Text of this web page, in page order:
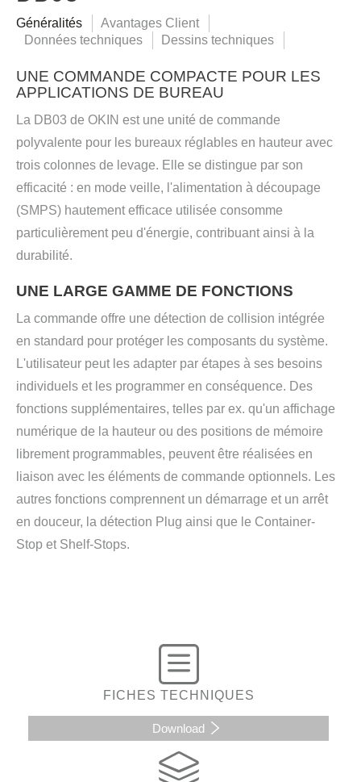
Généralités
Avantages Client
Données techniques
Dessins techniques
UNE COMMANDE COMPACTE POUR LES
APPLICATIONS DE BUREAU
La DB03 de OKIN est une unité de commande
polyvalente pour les bureaux réglables en hauteur avec
trois colonnes de levage. Elle se distingue par son
efficacité : en mode veille, l'alimentation à découpage
(SMPS) hautement efficace utilisée consomme
particulièrement peu d'énergie, contribuant ainsi à la
durabilité.
UNE LARGE GAMME DE FONCTIONS
La commande offre une détection de collision intégrée
en standard pour protéger les composants du système.
L'utilisateur peut les adapter par étapes à ses besoins
individuels et les programmer en conséquence. Des
fonctions supplémentaires, telles par ex. qu'un affichage
numérique de la hauteur ou des positions de mémoire
librement programmables, peuvent être réalisées en
liaison avec les éléments de commande optionnels. Les
autres fonctions comprennent un démarrage et un arrêt
en douceur, la détection Plug ainsi que le Container-
Stop et Shelf-Stops.
FICHES TECHNIQUES
Download